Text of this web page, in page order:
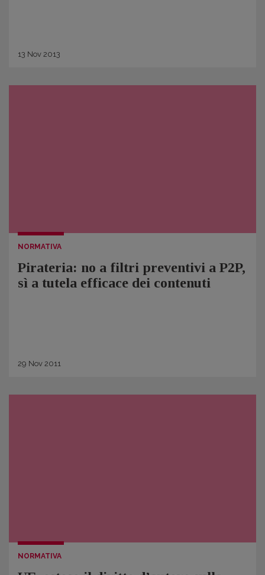
13 Nov 2013
NORMATIVA
Pirateria: no a filtri preventivi a P2P,
sì a tutela efficace dei contenuti
29 Nov 2011
NORMATIVA